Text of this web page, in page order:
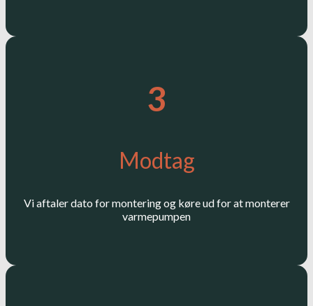
3
Modtag
Vi aftaler dato for montering og køre ud for at monterer
varmepumpen